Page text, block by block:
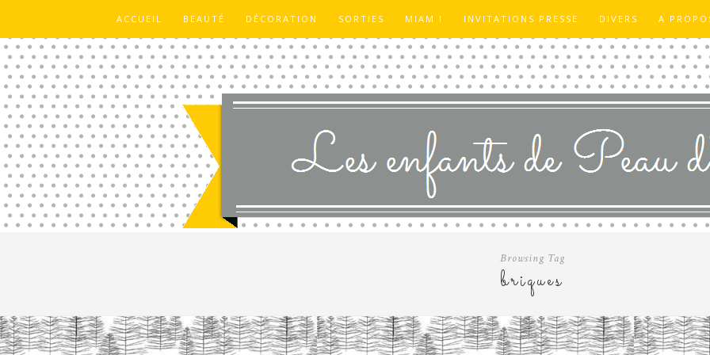
ACCUEIL BEAUTÉ DÉCORATION SORTIES MIAM ! INVITATIONS PRESSE DIVERS A
Browsing Tag
briques